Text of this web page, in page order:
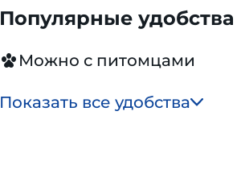
Популярные
Можно с питомцами
Показать все удобства